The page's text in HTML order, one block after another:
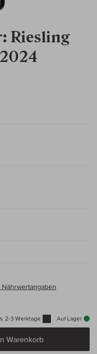
Riesling
2-3 Werktage Auf Lager
Warenkorb